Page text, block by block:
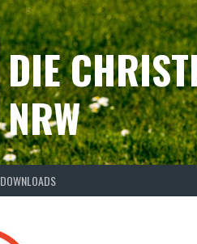
DIE
NRW
DOWNLOADS